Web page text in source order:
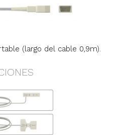
(largo del cable 0,9m).